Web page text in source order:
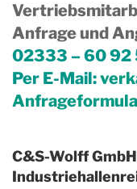
Anfrage und
02333 – 60 92
Per E-Mail:
C&S-Wolff